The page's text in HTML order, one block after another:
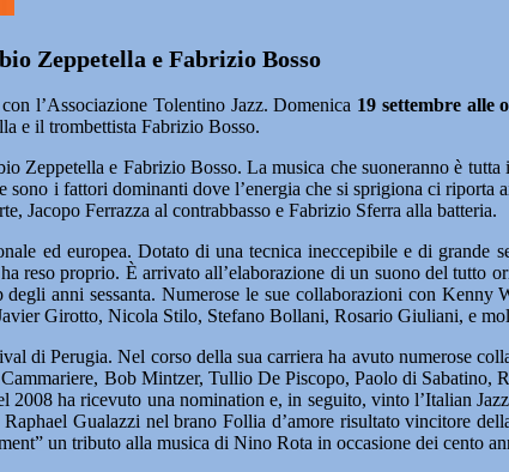
Zeppetella e Fabrizio Bosso
l’Associazione Tolentino Jazz. Domenica 19 settembre alle
e il trombettista Fabrizio Bosso.
Zeppetella e Fabrizio Bosso. La musica che suoneranno è
i fattori dominanti dove l’energia che si sprigiona ci riporta
Jacopo Ferrazza al contrabbasso e Fabrizio Sferra alla batteria.
ed europea. Dotato di una tecnica ineccepibile e di grande
proprio. È arrivato all’elaborazione di un suono del tutto
anni sessanta. Numerose le sue collaborazioni con
Girotto, Nicola Stilo, Stefano Bollani, Rosario Giuliani, e
di Perugia. Nel corso della sua carriera ha avuto numerose
Bob Mintzer, Tullio De Piscopo, Paolo di Sabatino,
ha ricevuto una nomination e, in seguito, vinto l’Italian
Gualazzi nel brano Follia d’amore risultato vincitore
un tributo alla musica di Nino Rota in occasione dei cento